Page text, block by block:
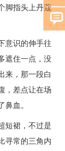
脚指头上丹蔻
意识的伸手往
遮住一点，没
来，那一段白
，差点让在场
血。
短裙，不过是
寻常的三角内